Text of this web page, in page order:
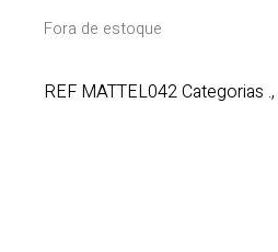
Fora de estoque
REF MATTEL042Categorias .,